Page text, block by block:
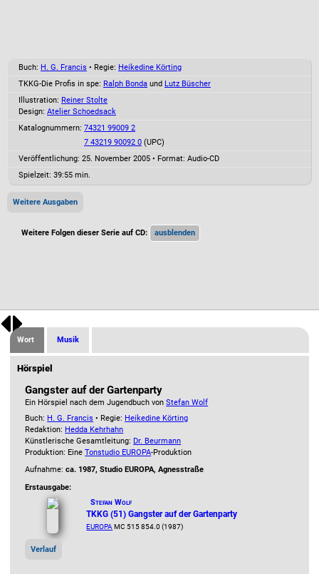
Buch: H. G. Francis • Regie: Heikedine Körting
TKKG-Die Profis in spe: Ralph Bonda und Lutz Büscher
Illustration: Reiner Stolte
Design: Atelier Schoedsack
Katalognummern: 74321 99009 2
7 43219 90092 0 (UPC)
Veröffentlichung: 25. November 2005 • Format: Audio-CD
Spielzeit: 39:55 min.
Weitere Ausgaben
Weitere Folgen dieser Serie auf CD:
Wort Musik
Hörspiel
Gangster auf der Gartenparty
Ein Hörspiel nach dem Jugendbuch vonStefan Wolf
Buch: H. G. Francis • Regie: Heikedine Körting
Redaktion: Hedda Kehrhahn
Künstlerische Gesamtleitung: Dr. Beurmann
Produktion: EineTonstudio EUROPA-Produktion
Aufnahme:ca. 1987, Studio EUROPA, Agnesstraße
Erstausgabe:
Stefan Wolf
TKKG (51) Gangster auf der Gartenparty
EUROPAMC 515 854.0 (1987)
Verlauf